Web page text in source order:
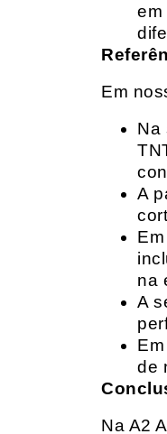
em
Em
Na
A
Em
na
A
Em
de
Na A2